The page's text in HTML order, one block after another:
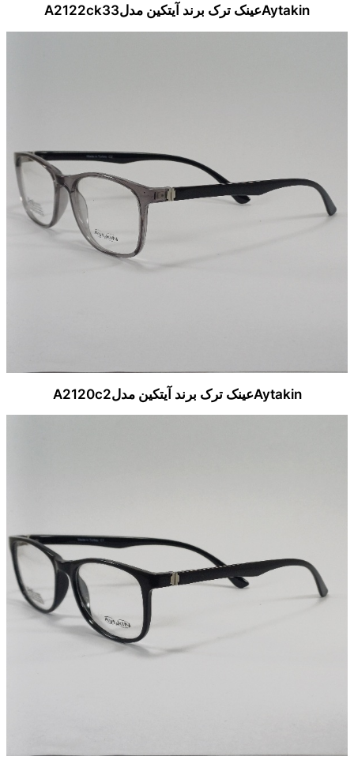
Aytakinعینک ترک برند آیتکین مدلA2122ck33
Aytakinعینک ترک برند آیتکین مدلA2120c2